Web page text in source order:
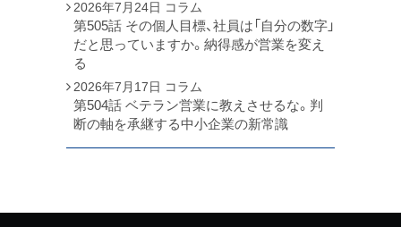
2026年7月24日 コラム
第505話 その個人目標、社員は「自分の数字」
だと思っていますか。納得感が営業を変え
る
2026年7月17日 コラム
第504話 ベテラン営業に教えさせるな。判
断の軸を承継する中小企業の新常識